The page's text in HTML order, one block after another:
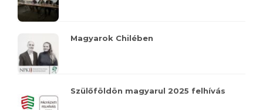
Magyarok Chilében
Szülőföldön magyarul 2025 felhívás